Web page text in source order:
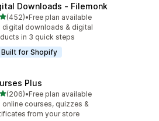
Downloads ‑ Filemonk
av 5 stjerner
(452)
452 omtaler
•Free plan available
digital downloads & digital
in 3 quick steps
Built for Shopify
Plus
av 5 stjerner
(206)
206 omtaler
•Free plan available
online courses, quizzes &
from your store